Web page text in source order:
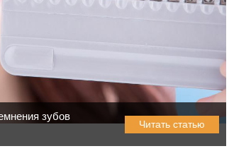
зубов
Читать статью